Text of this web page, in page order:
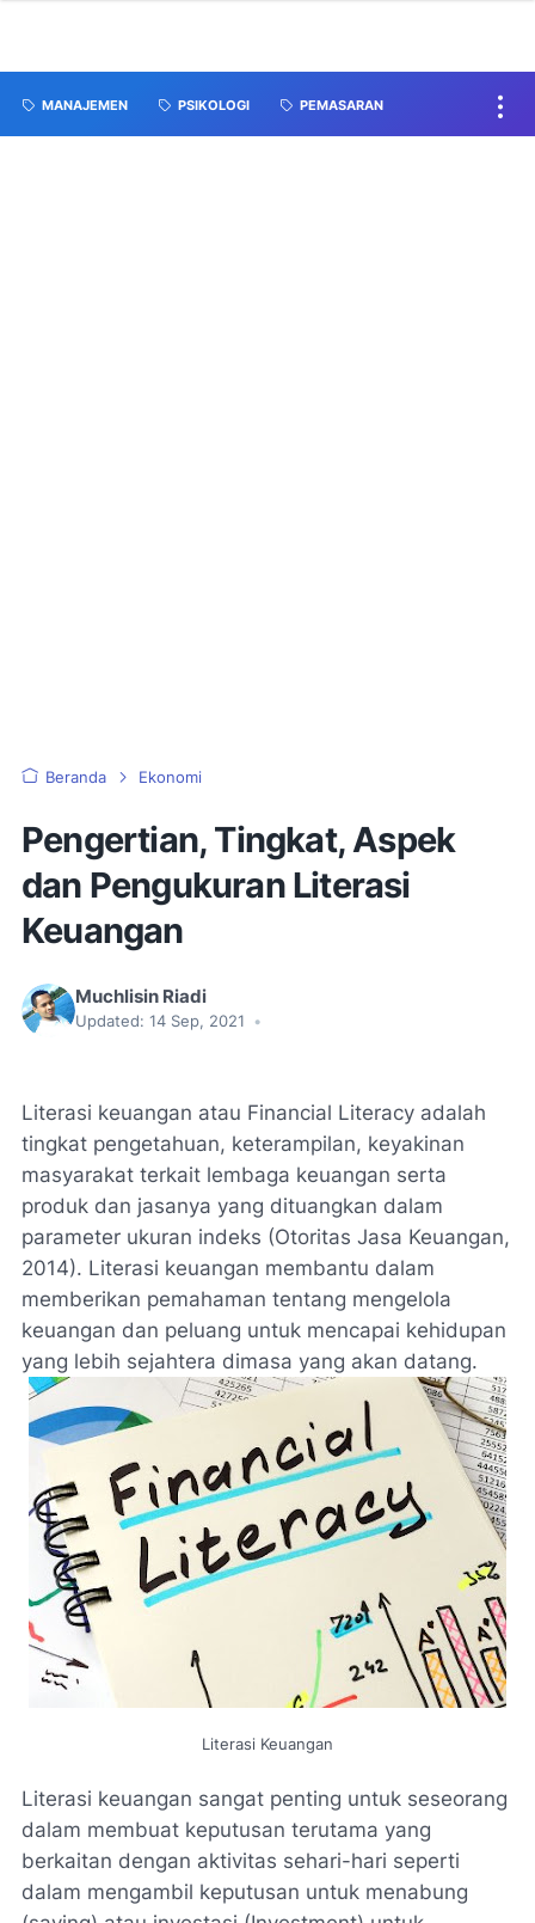
MANAJEMEN PSIKOLOGI PEMASARAN
Beranda Ekonomi
Pengertian, Tingkat, Aspek
dan Pengukuran Literasi
Keuangan
Muchlisin Riadi
Updated: 14 Sep, 2021 •
Literasi keuangan atau Financial Literacy adalah
tingkat pengetahuan, keterampilan, keyakinan
masyarakat terkait lembaga keuangan serta
produk dan jasanya yang dituangkan dalam
parameter ukuran indeks (Otoritas Jasa Keuangan,
2014). Literasi keuangan membantu dalam
memberikan pemahaman tentang mengelola
keuangan dan peluang untuk mencapai kehidupan
yang lebih sejahtera dimasa yang akan datang.
Literasi Keuangan
Literasi keuangan sangat penting untuk seseorang
dalam membuat keputusan terutama yang
berkaitan dengan aktivitas sehari-hari seperti
dalam mengambil keputusan untuk menabung